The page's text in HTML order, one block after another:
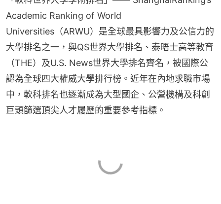
Academic Ranking of World
Universities（ARWU）是全球最具影響力及公信力的
大學排名之一，與QS世界大學排名、泰晤士高等教育
（THE）及U.S. News世界大學排名齊名，被國際公
認為全球四大權威大學排行榜。近年在內地求職市場
中，軟科排名也逐漸成為大型國企、公營機構及科創
巨頭篩選頂尖人才履歷的重要參考指標。